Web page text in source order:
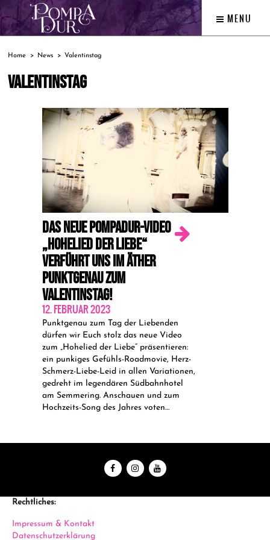
MENU
Home News Valentinstag
VALENTINSTAG
DAS NEUE POMPADUR-VIDEO
„HOHELIED DER LIEBE“
VERFÜHRT UNS IM ÄTHER
PUNKTGENAU ZUM
VALENTINSTAG!
12. FEBRUAR 2023
Punktgenau zum Tag der Liebenden
dürfen wir Euch stolz das neue Video
zum „Hohelied der Liebe“ präsentieren:
ein punkiges Gefühls-Roadmovie, Herz-
Schmerz-Liebe-Leid in allen Variationen,
gedreht im legendären Südbahnhotel
am Semmering. Anschauen und zum
Hochzeits-Song des Jahres voten…
Rechtliches:
Impressum & Kontakt
Datenschutzerklärung